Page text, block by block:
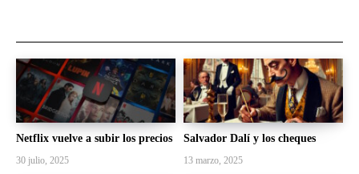
Netflix vuelve a subir los precios
30 julio, 2025
Salvador Dalí y los cheques
13 marzo, 2025